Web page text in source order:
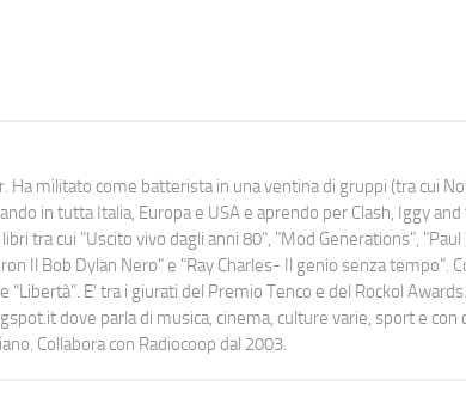
Ha militato come batterista in una ventina di gruppi (tra cui
in tutta Italia, Europa e USA e aprendo per Clash, Iggy
tra cui "Uscito vivo dagli anni 80", "Mod Generations", "Paul
Il Bob Dylan Nero" e "Ray Charles- Il genio senza tempo".
“Libertà”. E' tra i giurati del Premio Tenco e del Rockol
dove parla di musica, cinema, culture varie, sport e
Collabora con Radiocoop dal 2003.